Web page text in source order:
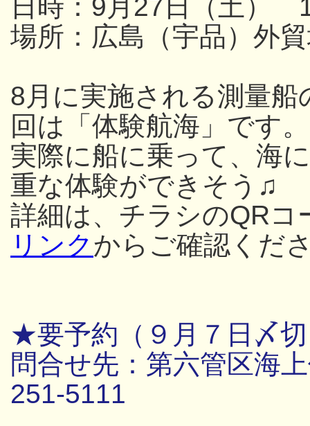
日時：9月27日（土）
場所：広島（宇品）外
8月に実施される測量
回は「体験航海」です。
実際に船に乗って、海
重な体験ができそう♫
詳細は、チラシのQRコ
リンクからご確認くだ
★要予約（９月７日〆
問合せ先：第六管区海
251-5111